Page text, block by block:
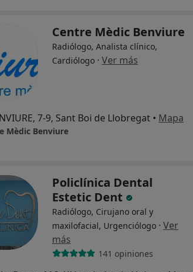
Centre Mèdic Benviure
Radiólogo, Analista clínico,
Cardiólogo · Ver más
7-9, Sant Boi de Llobregat • Mapa
Mèdic Benviure
Policlínica Dental
Estetic Dent
Radiólogo, Cirujano oral y
maxilofacial, Urgenciólogo · Ver
más
141 opiniones